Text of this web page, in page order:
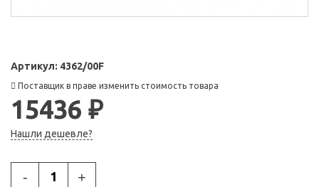
Артикул: 4362/00F
Поставщик в праве изменить стоимость товара
15436 ₽
Нашли дешевле?
- +